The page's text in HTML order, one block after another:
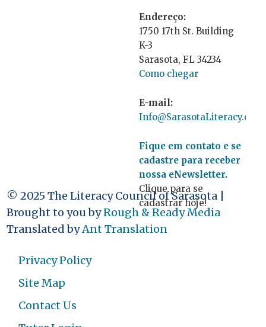
Endereço:
1750 17th St. Building
K-3
Sarasota, FL 34234
Como chegar
E-mail:
Info@SarasotaLiteracy.org
Fique em contato e se
cadastre para receber
nossa eNewsletter.
Clique para se
cadastrar hoje!
© 2025 The Literacy Council of Sarasota |
Brought to you byRough & Ready Media
Translated byAnt Translation
Privacy Policy
Site Map
Contact Us